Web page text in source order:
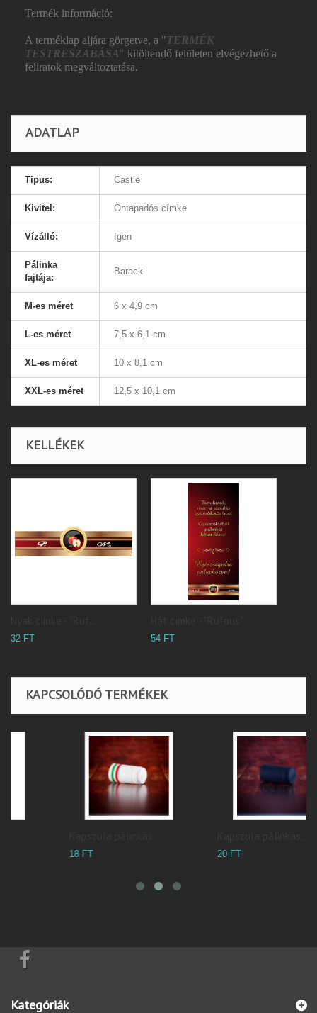
Termék információ:
A terméklap aljára görgetve, a "TERMÉK
TESTRESZABÁSA" kitöltendő felületen elvégezhető a
feliratok megváltoztatása.
ADATLAP
Tipus: Castle
Kivitel: Öntapadós címke
Vízálló: Igen
Pálinka
fajtája:
Barack
M-es méret 6 x 4,9 cm
L-es méret 7,5 x 6,1 cm
XL-es méret 10 x 8,1 cm
XXL-es méret 12,5 x 10,1 cm
KELLÉKEK
32 FT 54 FT
KAPCSOLÓDÓ TERMÉKEK
Kategóriák